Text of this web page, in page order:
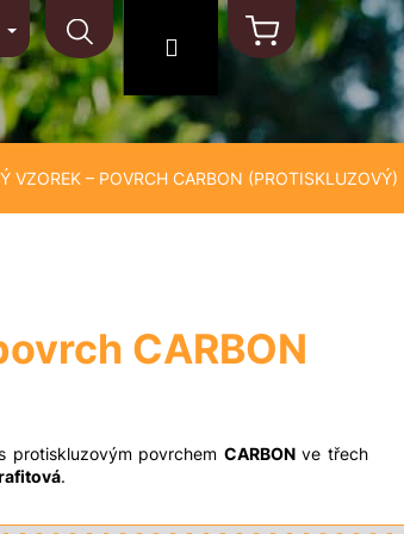
MATERIÁLY
Hledat PřihlášeníNákupní
košík
VZOREK – POVRCH CARBON (PROTISKLUZOVÝ)
CARBON
protiskluzovým povrchem CARBONve třech
.